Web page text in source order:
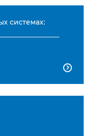
системах:
